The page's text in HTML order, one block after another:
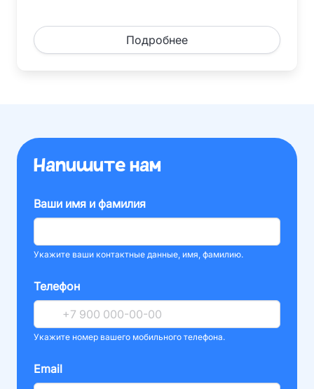
Подробнее
Напишите нам
Ваши имя и фамилия
Укажите ваши контактные данные, имя, фамилию.
Телефон
Укажите номер вашего мобильного телефона.
Email